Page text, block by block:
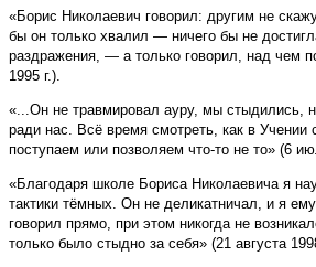
«Борис Николаевич говорил: другим не
бы он только хвалил — ничего бы не
раздражения, — а только говорил, над чем
1995 г.).
«...Он не травмировал ауру, мы стыдились,
ради нас. Всё время смотреть, как в Учении
поступаем или позволяем что-то не то» (6
«Благодаря школе Бориса Николаевича я
тактики тёмных. Он не деликатничал, и я
говорил прямо, при этом никогда не
только было стыдно за себя» (21 августа